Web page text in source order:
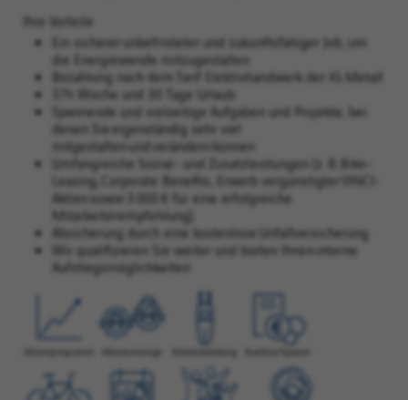
Ihre Vorteile
Ein sicherer unbefristeter und zukunftsfähiger Job, um
die Energiewende mitzugestalten
Bezahlung nach dem Tarif Elektrohandwerk der IG Metall
37h Woche und 30 Tage Urlaub
Spannende und vielseitige Aufgaben und Projekte, bei
denen Sie eigenständig sehr viel
mitgestalten und verändern können
Umfangreiche Sozial- und Zusatzleistungen (z. B. Bike-
Leasing, Corporate Benefits, Erwerb vergünstigter VINCI-
Aktien sowie 3.000 € für eine erfolgreiche
Mitarbeiterempfehlung)
Absicherung durch eine kostenlose Unfallversicherung
Wir qualifizieren Sie weiter und bieten Ihnen interne
Aufstiegsmöglichkeiten